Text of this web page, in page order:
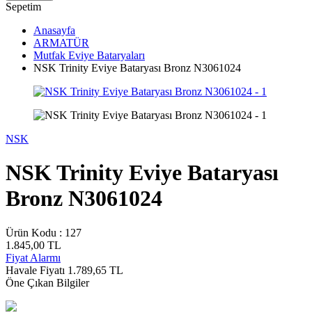
Sepetim
Anasayfa
ARMATÜR
Mutfak Eviye Bataryaları
NSK Trinity Eviye Bataryası Bronz N3061024
NSK
NSK Trinity Eviye Bataryası
Bronz N3061024
Ürün Kodu : 127
1.845,00 TL
Fiyat Alarmı
Havale Fiyatı 1.789,65 TL
Öne Çıkan Bilgiler